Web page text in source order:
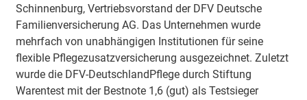
Schinnenburg, Vertriebsvorstand der DFV Deutsche
Familienversicherung AG. Das Unternehmen wurde
mehrfach von unabhängigen Institutionen für seine
flexible Pflegezusatzversicherung ausgezeichnet. Zuletzt
wurde die DFV-DeutschlandPflege durch Stiftung
Warentest mit der Bestnote 1,6 (gut) als Testsieger